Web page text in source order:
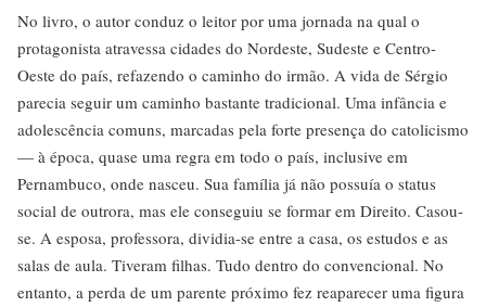
No livro, o autor conduz o leitor por uma jornada na qual o
protagonista atravessa cidades do Nordeste, Sudeste e Centro-
Oeste do país, refazendo o caminho do irmão. A vida de Sérgio
parecia seguir um caminho bastante tradicional. Uma infância e
adolescência comuns, marcadas pela forte presença do catolicismo
— à época, quase uma regra em todo o país, inclusive em
Pernambuco, onde nasceu. Sua família já não possuía o status
social de outrora, mas ele conseguiu se formar em Direito. Casou-
se. A esposa, professora, dividia-se entre a casa, os estudos e as
salas de aula. Tiveram filhas. Tudo dentro do convencional. No
entanto, a perda de um parente próximo fez reaparecer uma figura